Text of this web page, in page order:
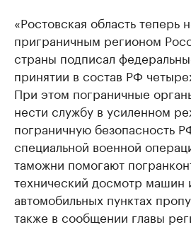
«Ростовская область теперь
приграничным регионом
страны подписал
принятии в состав РФ
При этом пограничные
нести службу в усиленном
пограничную безопасность
специальной военной
таможни помогают
технический досмотр машин
автомобильных пунктах
также в сообщении главы